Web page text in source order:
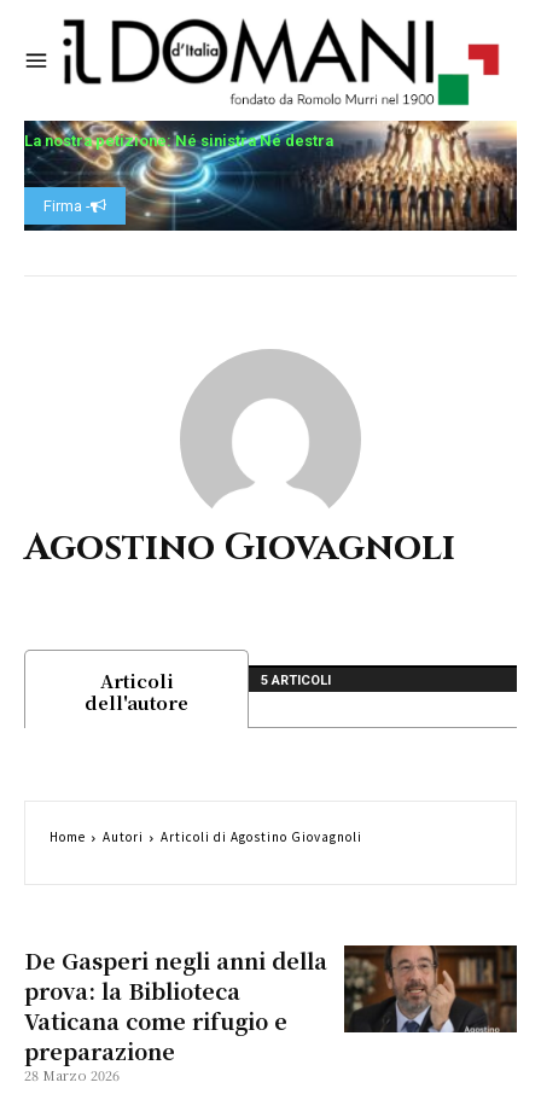
La nostra petizione: Né sinistra Né destra
Firma -
Agostino Giovagnoli
Articoli
dell'autore
5 ARTICOLI
De Gasperi negli anni della
prova: la Biblioteca
Vaticana come rifugio e
preparazione
28 Marzo 2026
Home Autori Articoli di Agostino Giovagnoli